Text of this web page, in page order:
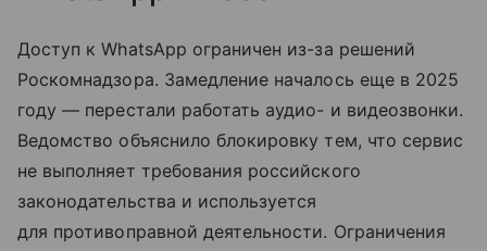
Доступ к WhatsApp ограничен из-за решений
Роскомнадзора. Замедление началось еще в 2025
году — перестали работать аудио- и видеозвонки.
Ведомство объяснило блокировку тем, что сервис
не выполняет требования российского
законодательства и используется
для противоправной деятельности. Ограничения